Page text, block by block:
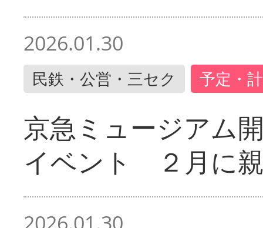
2026.01.30
民鉄・公営・三セク 予定・
京急ミュージアム
イベント ２月に